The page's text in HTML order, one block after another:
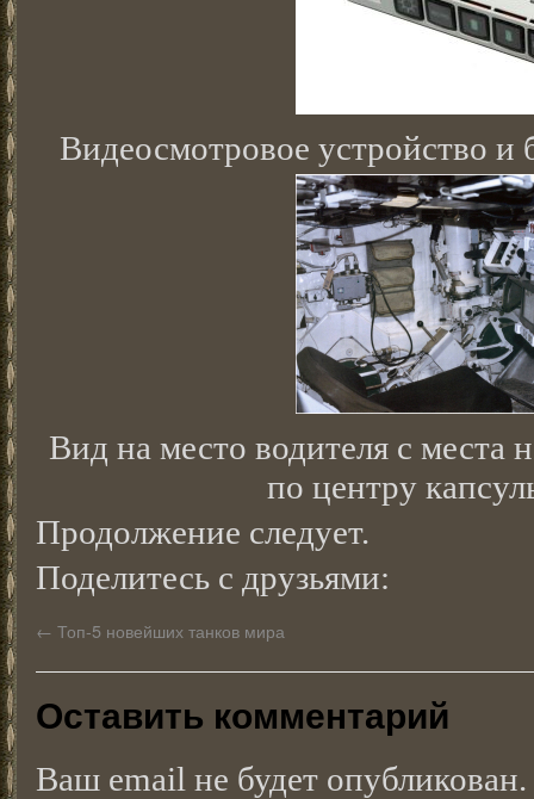
Видеосмотровое устройство и
Вид на место водителя с места
по центру
Продолжение следует.
Поделитесь с друзьями:
← Топ-5 новейших танков мира
Оставить комментарий
Ваш email не будет опубликован.